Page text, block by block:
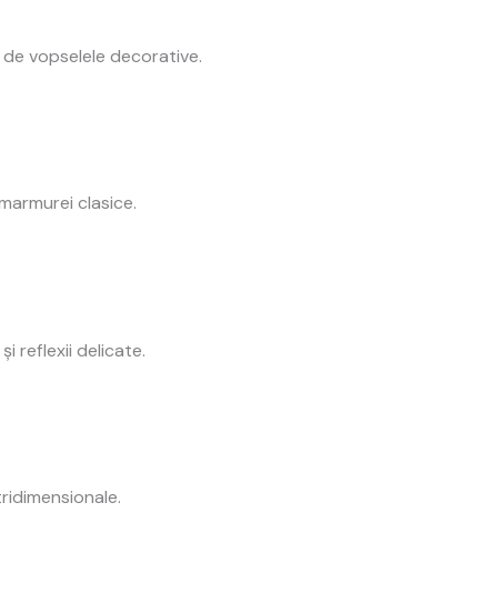
vopselele decorative.
clasice.
reflexii delicate.